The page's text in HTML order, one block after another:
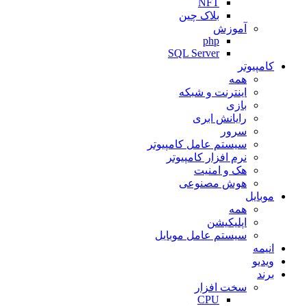
NFT
بلاک چین
آموزش
php
SQL Server
کامپیوتر
همه
اینترنت و شبکه
بازی
رایانش ابری
سرور
سیستم عامل کامپیوتر
نرم افزار کامپیوتر
هک و امنیت
هوش مصنوعی
موبایل
همه
اپلیکیشن
سیستم عامل موبایل
انیمه
ویدیو
برند
سخت افزار
CPU